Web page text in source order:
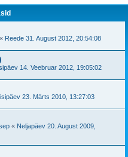
« Reede 31. August 2012, 20:54:08
14. Veebruar 2012, 19:05:02
23. Märts 2010, 13:27:03
« Neljapäev 20. August 2009,